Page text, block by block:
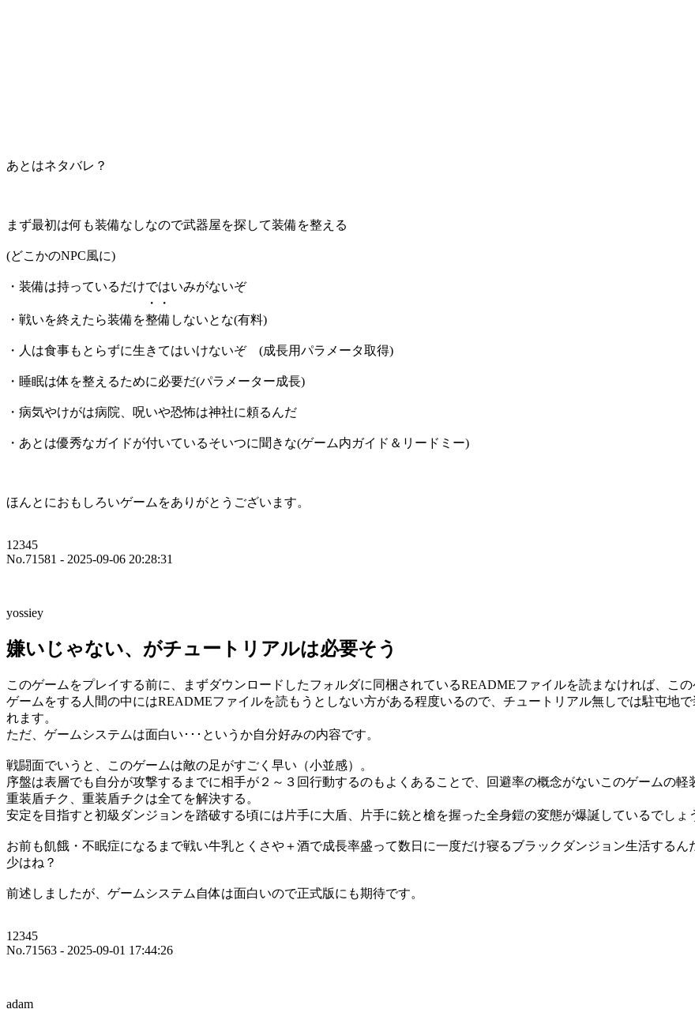
あとはネタバレ？
まず最初は何も装備なしなので武器屋を探して装備を整える
(どこかのNPC風に)
・装備は持っているだけではいみがないぞ
・・
・戦いを終えたら装備を整備しないとな(有料)
・人は食事もとらずに生きてはいけないぞ (成長用パラメータ取得)
・睡眠は体を整えるために必要だ(パラメーター成長)
・病気やけがは病院、呪いや恐怖は神社に頼るんだ
・あとは優秀なガイドが付いているそいつに聞きな(ゲーム内ガイド＆リードミー)
ほんとにおもしろいゲームをありがとうございます。
12345
No.71581 - 2025-09-06 20:28:31
yossiey
嫌いじゃない、がチュートリアルは必要そう
このゲームをプレイする前に、まずダウンロードしたフォルダに同梱されているREADMEファイルを読まなければ、こ
ゲームをする人間の中にはREADMEファイルを読もうとしない方がある程度いるので、チュートリアル無しでは駐屯地
れます。
ただ、ゲームシステムは面白い･･･というか自分好みの内容です。
戦闘面でいうと、このゲームは敵の足がすごく早い（小並感）。
序盤は表層でも自分が攻撃するまでに相手が２～３回行動するのもよくあることで、回避率の概念がないこのゲームの
重装盾チク、重装盾チクは全てを解決する。
安定を目指すと初級ダンジョンを踏破する頃には片手に大盾、片手に銃と槍を握った全身鎧の変態が爆誕しているでしょ
お前も飢餓・不眠症になるまで戦い牛乳とくさや＋酒で成長率盛って数日に一度だけ寝るブラックダンジョン生活する
少はね？
前述しましたが、ゲームシステム自体は面白いので正式版にも期待です。
12345
No.71563 - 2025-09-01 17:44:26
adam